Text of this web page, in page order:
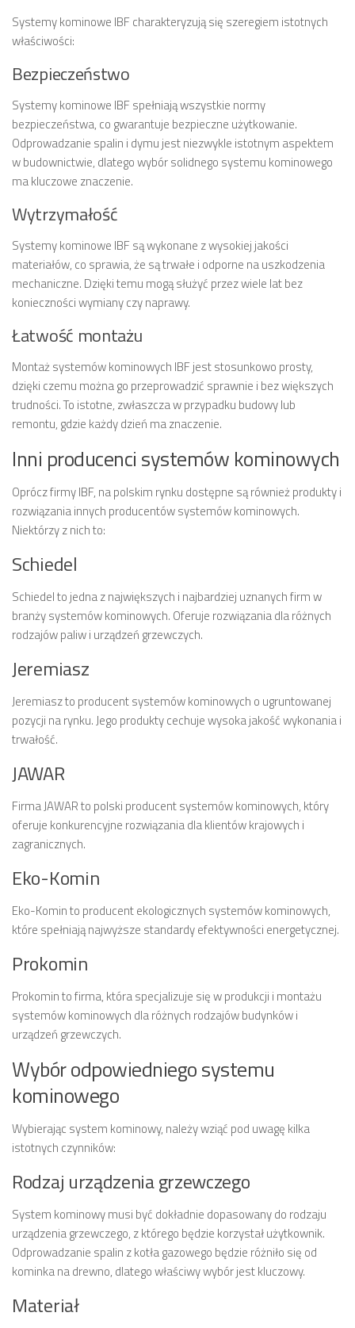
Systemy kominowe IBF charakteryzują się szeregiem istotnych
właściwości:
Bezpieczeństwo
Systemy kominowe IBF spełniają wszystkie normy
bezpieczeństwa, co gwarantuje bezpieczne użytkowanie.
Odprowadzanie spalin i dymu jest niezwykle istotnym aspektem
w budownictwie, dlatego wybór solidnego systemu kominowego
ma kluczowe znaczenie.
Wytrzymałość
Systemy kominowe IBF są wykonane z wysokiej jakości
materiałów, co sprawia, że są trwałe i odporne na uszkodzenia
mechaniczne. Dzięki temu mogą służyć przez wiele lat bez
konieczności wymiany czy naprawy.
Łatwość montażu
Montaż systemów kominowych IBF jest stosunkowo prosty,
dzięki czemu można go przeprowadzić sprawnie i bez większych
trudności. To istotne, zwłaszcza w przypadku budowy lub
remontu, gdzie każdy dzień ma znaczenie.
Inni producenci systemów kominowych
Oprócz firmy IBF, na polskim rynku dostępne są również produkty i
rozwiązania innych producentów systemów kominowych.
Niektórzy z nich to:
Schiedel
Schiedel to jedna z największych i najbardziej uznanych firm w
branży systemów kominowych. Oferuje rozwiązania dla różnych
rodzajów paliw i urządzeń grzewczych.
Jeremiasz
Jeremiasz to producent systemów kominowych o ugruntowanej
pozycji na rynku. Jego produkty cechuje wysoka jakość wykonania i
trwałość.
JAWAR
Firma JAWAR to polski producent systemów kominowych, który
oferuje konkurencyjne rozwiązania dla klientów krajowych i
zagranicznych.
Eko-Komin
Eko-Komin to producent ekologicznych systemów kominowych,
które spełniają najwyższe standardy efektywności energetycznej.
Prokomin
Prokomin to firma, która specjalizuje się w produkcji i montażu
systemów kominowych dla różnych rodzajów budynków i
urządzeń grzewczych.
Wybór odpowiedniego systemu
kominowego
Wybierając system kominowy, należy wziąć pod uwagę kilka
istotnych czynników:
Rodzaj urządzenia grzewczego
System kominowy musi być dokładnie dopasowany do rodzaju
urządzenia grzewczego, z którego będzie korzystał użytkownik.
Odprowadzanie spalin z kotła gazowego będzie różniło się od
kominka na drewno, dlatego właściwy wybór jest kluczowy.
Materiał